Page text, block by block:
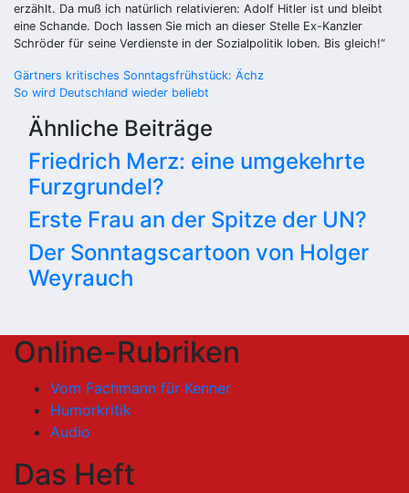
erzählt. Da muß ich natürlich relativieren: Adolf Hitler ist und bleibt
eine Schande. Doch lassen Sie mich an dieser Stelle Ex-Kanzler
Schröder für seine Verdienste in der Sozialpolitik loben. Bis gleich!“
Beitragsnavigation
Gärtners kritisches Sonntagsfrühstück: Ächz
So wird Deutschland wieder beliebt
Ähnliche Beiträge
Friedrich Merz: eine umgekehrte
Furzgrundel?
Erste Frau an der Spitze der UN?
Der Sonntagscartoon von Holger
Weyrauch
Online-Rubriken
Vom Fachmann für Kenner
Humorkritik
Audio
Das Heft